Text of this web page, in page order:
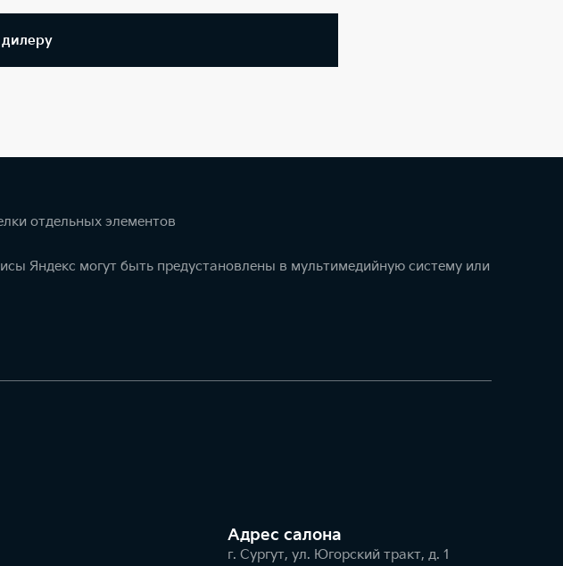
дилеру
отдельных элементов
Яндекс могут быть предустановлены в мультимедийную систему или
Адрес салонa
г. Сургут, ул. Югорский тракт, д. 1